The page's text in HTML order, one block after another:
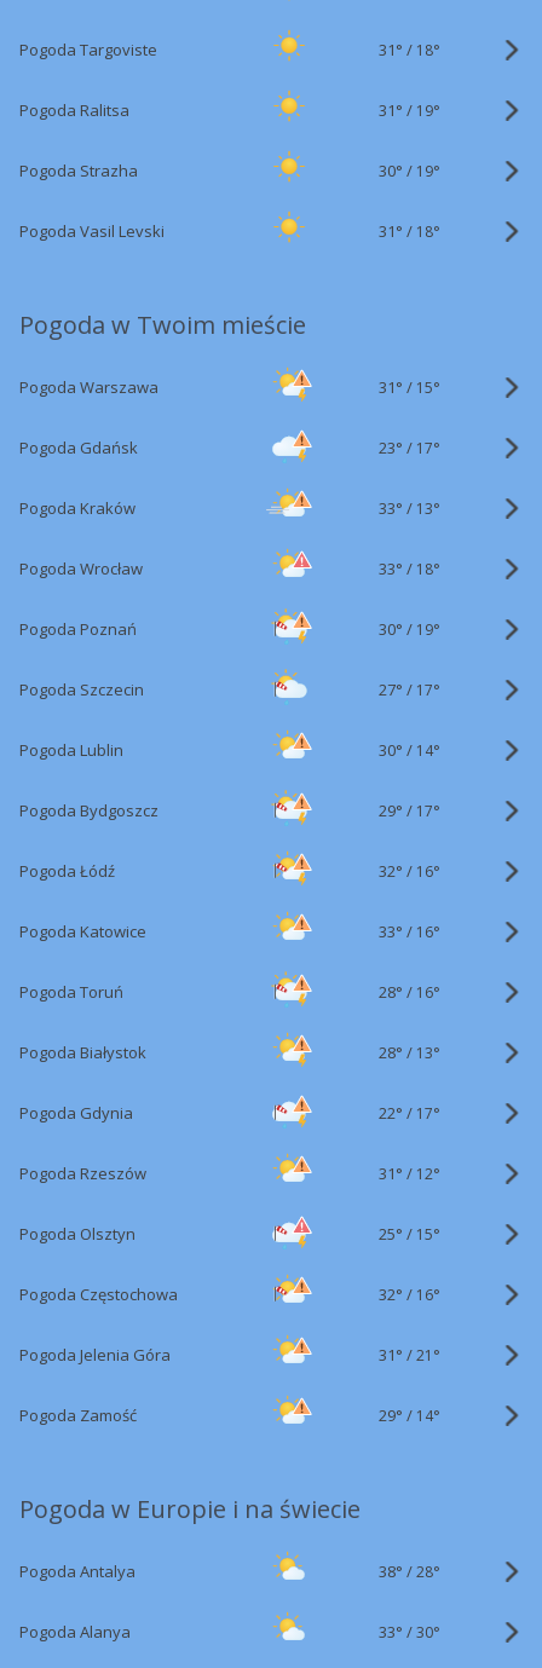
Pogoda Targoviste 31° / 18°
Pogoda Ralitsa 31° / 19°
Pogoda Strazha 30° / 19°
Pogoda Vasil Levski 31° / 18°
Pogoda w Twoim mieście
Pogoda Warszawa 31° / 15°
Pogoda Gdańsk 23° / 17°
Pogoda Kraków 33° / 13°
Pogoda Wrocław 33° / 18°
Pogoda Poznań 30° / 19°
Pogoda Szczecin 27° / 17°
Pogoda Lublin 30° / 14°
Pogoda Bydgoszcz 29° / 17°
Pogoda Łódź 32° / 16°
Pogoda Katowice 33° / 16°
Pogoda Toruń 28° / 16°
Pogoda Białystok 28° / 13°
Pogoda Gdynia 22° / 17°
Pogoda Rzeszów 31° / 12°
Pogoda Olsztyn 25° / 15°
Pogoda Częstochowa 32° / 16°
Pogoda Jelenia Góra 31° /21°
Pogoda Zamość 29° / 14°
Pogoda w Europie i na świecie
Pogoda Antalya 38° /28°
Pogoda Alanya 33° /30°